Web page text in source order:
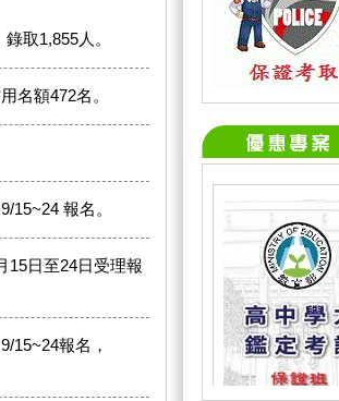
取1,855人。
名額472名。
15~24 報名。
15日至24日受理報
15~24報名，